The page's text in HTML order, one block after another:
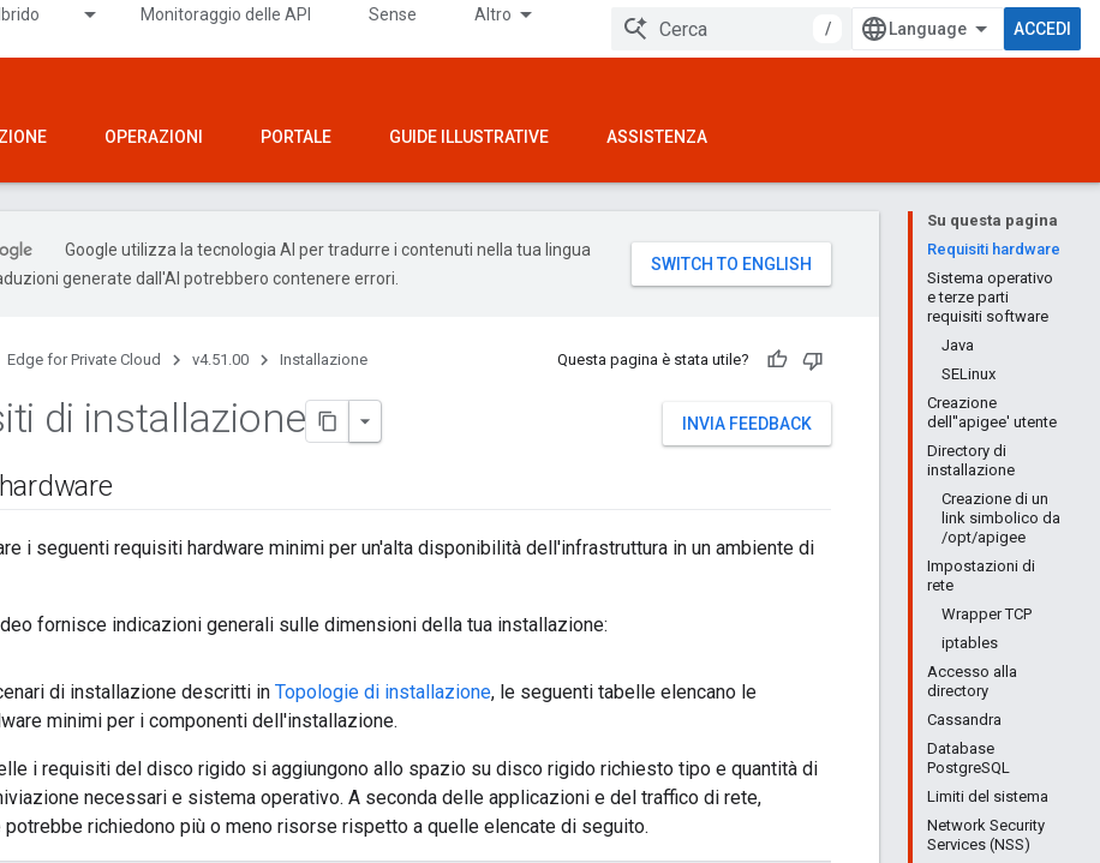
Ibrido Monitoraggio delle API Sense Altro
/ ACCEDI
OPERAZIONI PORTALE GUIDE ILLUSTRATIVE ASSISTENZA
Su questa pagina
Requisiti hardware
Sistema operativo
e terze parti
requisiti software
Java
SELinux
Creazione
dell''apigee' utente
Directory di
installazione
Creazione di un
link simbolico da
/opt/apigee
Impostazioni di
rete
Wrapper TCP
iptables
Accesso alla
directory
Cassandra
Database
PostgreSQL
Limiti del sistema
Network Security
Services (NSS)
Google utilizza la tecnologia AI per tradurre i contenuti nella tua lingua
generate dall'AI potrebbero contenere errori.
Edge for Private Cloud v4.51.00 Installazione Questa pagina è stata utile?
INVIA FEEDBACK
di installazione
i seguenti requisiti hardware minimi per un'alta disponibilità dell'infrastruttura in un ambiente di
fornisce indicazioni generali sulle dimensioni della tua installazione:
di installazione descritti in Topologie di installazione, le seguenti tabelle elencano le
minimi per i componenti dell'installazione.
i requisiti del disco rigido si aggiungono allo spazio su disco rigido richiesto tipo e quantità di
necessari e sistema operativo. A seconda delle applicazioni e del traffico di rete,
richiedono più o meno risorse rispetto a quelle elencate di seguito.